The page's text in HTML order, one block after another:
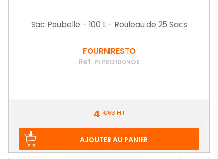
Sac Poubelle - 100 L - Rouleau de 25 Sacs
FOURNIRESTO
Ref. PLPRO100NOE
4 €63 HT
AJOUTER AU PANIER